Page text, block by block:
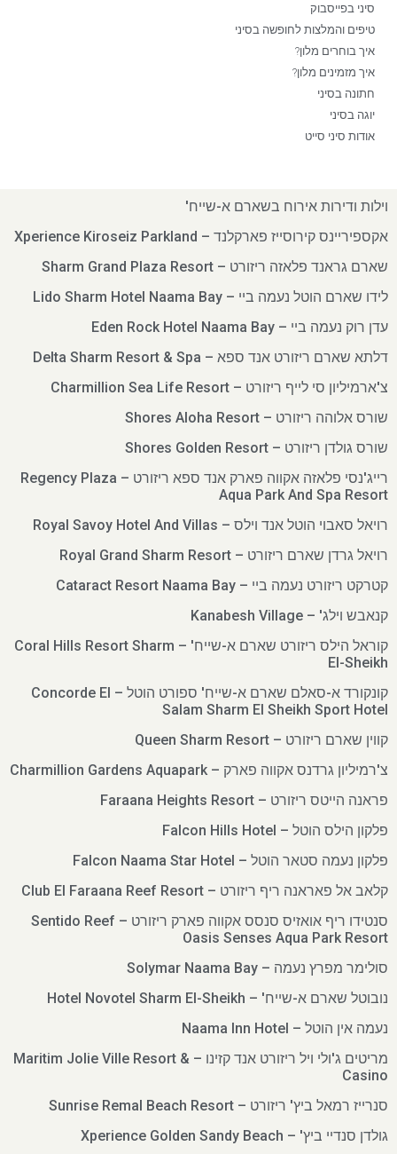
סיני בפייסבוק
טיפים והמלצות לחופשה בסיני
איך בוחרים מלון?
איך מזמינים מלון?
חתונה בסיני
יוגה בסיני
אודות סיני סייט
וילות ודירות אירוח בשארם א-שייח'
אקספיריינס קירוסייז פארקלנד – Xperience Kiroseiz Parkland
שארם גראנד פלאזה ריזורט – Sharm Grand Plaza Resort
לידו שארם הוטל נעמה ביי – Lido Sharm Hotel Naama Bay
עדן רוק נעמה ביי – Eden Rock Hotel Naama Bay
דלתא שארם ריזורט אנד ספא – Delta Sharm Resort & Spa
צ'ארמיליון סי לייף ריזורט – Charmillion Sea Life Resort
שורס אלוהה ריזורט – Shores Aloha Resort
שורס גולדן ריזורט – Shores Golden Resort
רייג'נסי פלאזה אקווה פארק אנד ספא ריזורט – Regency Plaza
Aqua Park And Spa Resort
רויאל סאבוי הוטל אנד וילס – Royal Savoy Hotel And Villas
רויאל גרדן שארם ריזורט – Royal Grand Sharm Resort
קטרקט ריזורט נעמה ביי – Cataract Resort Naama Bay
קנאבש וילג' – Kanabesh Village
קוראל הילס ריזורט שארם א-שייח' – Coral Hills Resort Sharm
El-Sheikh
קונקורד א-סאלם שארם א-שייח' ספורט הוטל – Concorde El
Salam Sharm El Sheikh Sport Hotel
קווין שארם ריזורט – Queen Sharm Resort
צ'רמיליון גרדנס אקווה פארק – Charmillion Gardens Aquapark
פראנה הייטס ריזורט – Faraana Heights Resort
פלקון הילס הוטל – Falcon Hills Hotel
פלקון נעמה סטאר הוטל – Falcon Naama Star Hotel
קלאב אל פאראנה ריף ריזורט – Club El Faraana Reef Resort
סנטידו ריף אואזיס סנסס אקווה פארק ריזורט – Sentido Reef
Oasis Senses Aqua Park Resort
סולימר מפרץ נעמה – Solymar Naama Bay
נובוטל שארם א-שייח' – Hotel Novotel Sharm El-Sheikh
נעמה אין הוטל – Naama Inn Hotel
מריטים ג'ולי ויל ריזורט אנד קזינו – Maritim Jolie Ville Resort &
Casino
סנרייז רמאל ביץ' ריזורט – Sunrise Remal Beach Resort
גולדן סנדיי ביץ' – Xperience Golden Sandy Beach